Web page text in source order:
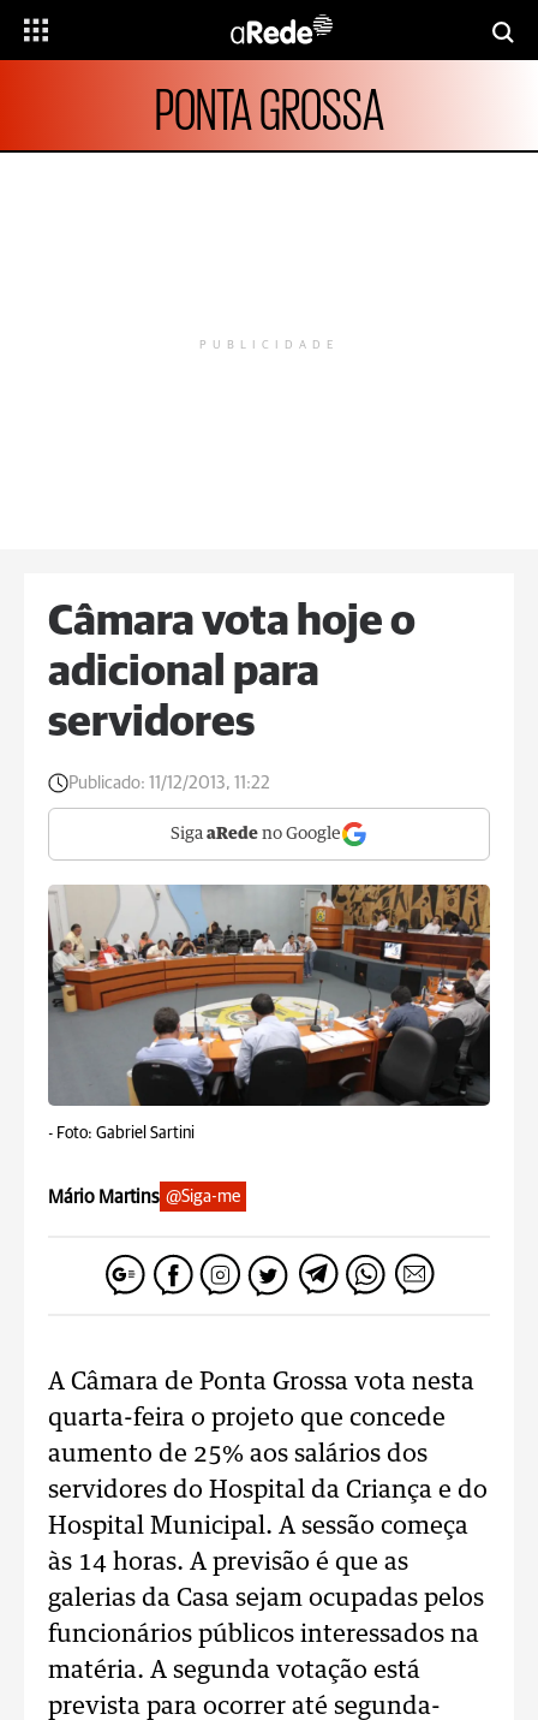
PONTA GROSSA
PUBLICIDADE
Câmara vota hoje o
adicional para
servidores
Publicado: 11/12/2013, 11:22
Siga aRede no Google
- Foto: Gabriel Sartini
Mário Martins @Siga-me
A Câmara de Ponta Grossa vota nesta
quarta-feira o projeto que concede
aumento de 25% aos salários dos
servidores do Hospital da Criança e do
Hospital Municipal. A sessão começa
às 14 horas. A previsão é que as
galerias da Casa sejam ocupadas pelos
funcionários públicos interessados na
matéria. A segunda votação está
prevista para ocorrer até segunda-